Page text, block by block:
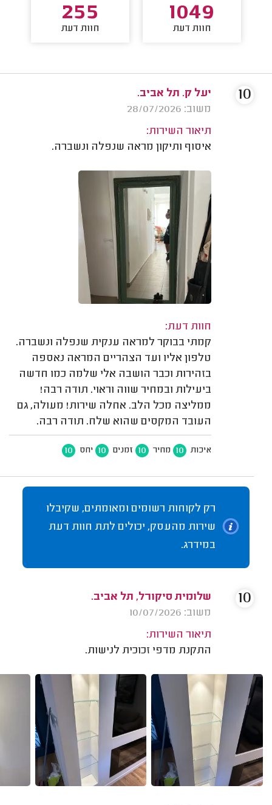
1049
חוות דעת
255
חוות דעת
יעל ק. תל אביב.
משוב: 28/07/2026
תיאור השירות:
איסוף ותיקון מראה שנפלה ונשברה.
חוות דעת:
קמתי בבוקר למראה ענקית שנפלה ונשברה.
טלפון אליו ועד הצהריים המראה נאספה
בזהירות וכבר הושבה אלי שלמה כמו חדשה
ביעילות ובמחיר שווה וראוי. תודה רבה!
ממליצה מכל הלב. אחלה שירות! מעולה, גם
העובד המקסים שהוא שלח. תודה רבה.
איכות 10 מחיר 10 זמנים 10 יחס 10
10
רק לקוחות רשומים ומאומתים, שקיבלו
שירות מהעסק, יכולים לתת חוות דעת
במידרג.
שלומית סיקורל, תל אביב.
משוב: 10/07/2026
תיאור השירות:
התקנת מדפי זכוכית לנישות.
10